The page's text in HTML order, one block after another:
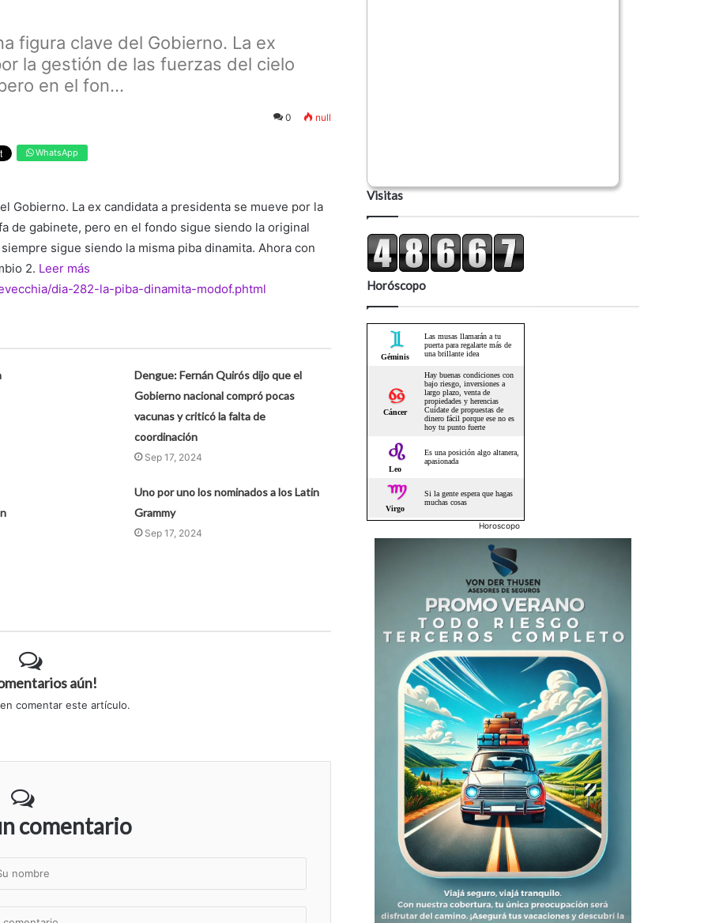
figura clave del Gobierno. La ex
la gestión de las fuerzas del cielo
en el fon...
0 null
WhatsApp
Gobierno. La ex candidata a presidenta se mueve por la
de gabinete, pero en el fondo sigue siendo la original
sigue siendo la misma piba dinamita. Ahora con
2. Leer más
dia-282-la-piba-dinamita-modof.phtml
Dengue: Fernán Quirós dijo que el
Gobierno nacional compró pocas
vacunas y criticó la falta de
coordinación
Sep 17, 2024
Uno por uno los nominados a los Latin
Grammy
Sep 17, 2024
aún!
comentar este artículo.
comentario
Visitas
Horóscopo
Horoscopo